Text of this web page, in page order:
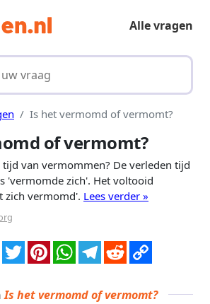
Alle vragen
Is het vermomd of vermomt?
of vermomt?
tijd van vermommen? De verleden tijd
'vermomde zich'. Het voltooid
zich vermomd'. Lees verder »
Is het vermomd of vermomt?